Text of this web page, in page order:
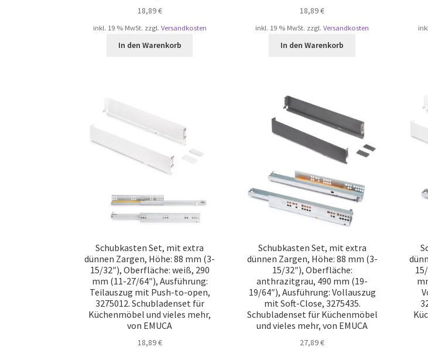
18,89€
inkl. 19 % MwSt. zzgl. Versandkosten
In den Warenkorb
18,89€
inkl. 19 % MwSt. zzgl.Versandkosten
In den Warenkorb
Schubkasten Set, mit extra
dünnen Zargen, Höhe: 88 mm (3-
15/32″), Oberfläche: weiß, 290
mm (11-27/64″), Ausführung:
Teilauszug mit Push-to-open,
3275012. Schubladenset für
Küchenmöbel und vieles mehr,
von EMUCA
18,89€
Schubkasten Set, mit extra
dünnen Zargen, Höhe: 88 mm (3-
15/32″), Oberfläche:
anthrazitgrau, 490 mm (19-
19/64″), Ausführung: Vollauszug
mit Soft-Close, 3275435.
Schubladenset für Küchenmöbel
und vieles mehr, von EMUCA
27,89€